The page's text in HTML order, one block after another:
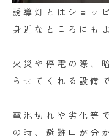
誘導灯とはショッ
身近なところにも
火災や停電の際、
らせてくれる設備
電池切れや劣化等
の時、避難口が分